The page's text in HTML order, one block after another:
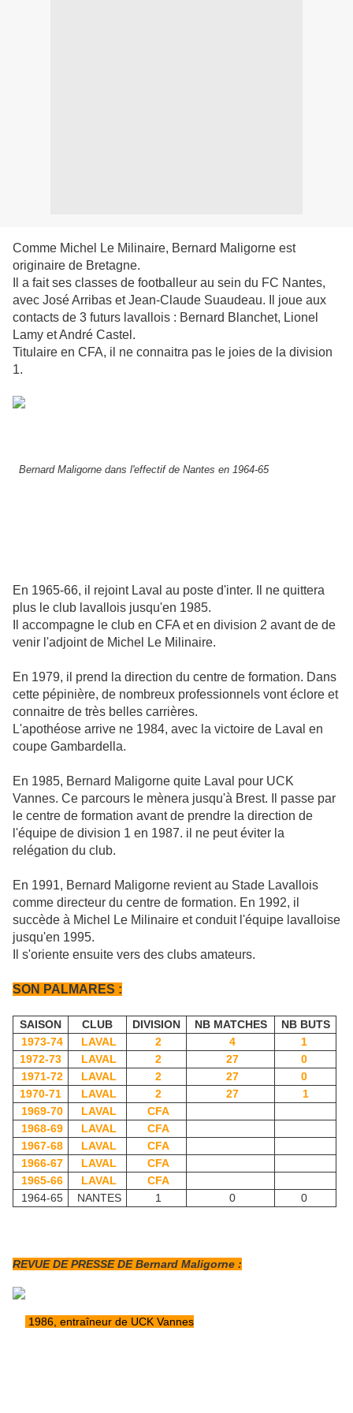
Comme Michel Le Milinaire, Bernard Maligorne est
originaire de Bretagne.
Il a fait ses classes de footballeur au sein du FC Nantes,
avec José Arribas et Jean-Claude Suaudeau. Il joue aux
contacts de 3 futurs lavallois : Bernard Blanchet, Lionel
Lamy et André Castel.
Titulaire en CFA, il ne connaitra pas le joies de la division
1.
Bernard Maligorne dans l'effectif de Nantes en 1964-65
En 1965-66, il rejoint Laval au poste d'inter. Il ne quittera
plus le club lavallois jusqu'en 1985.
Il accompagne le club en CFA et en division 2 avant de de
venir l'adjoint de Michel Le Milinaire.
En 1979, il prend la direction du centre de formation. Dans
cette pépinière, de nombreux professionnels vont éclore et
connaitre de très belles carrières.
L'apothéose arrive ne 1984, avec la victoire de Laval en
coupe Gambardella.
En 1985, Bernard Maligorne quite Laval pour UCK
Vannes. Ce parcours le mènera jusqu'à Brest. Il passe par
le centre de formation avant de prendre la direction de
l'équipe de division 1 en 1987. il ne peut éviter la
relégation du club.
En 1991, Bernard Maligorne revient au Stade Lavallois
comme directeur du centre de formation. En 1992, il
succède à Michel Le Milinaire et conduit l'équipe lavalloise
jusqu'en 1995.
Il s'oriente ensuite vers des clubs amateurs.
SON PALMARES :
SAISON CLUB DIVISION NB MATCHES
NB BUTS
1973-74
LAVAL 2 4
1
1972-73
LAVAL 2 27
0
1971-72
LAVAL 2 27
0
1970-71
LAVAL 2 27
1
1969-70
LAVAL
CFA
1968-69
LAVAL
CFA
1967-68
LAVAL
CFA
1966-67
LAVAL
CFA
1965-66
LAVAL
CFA
1964-65
NANTES 1 0 0
REVUE DE PRESSE DE Bernard Maligorne :
1986, entraîneur de UCK Vannes